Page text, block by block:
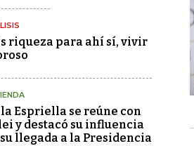
riqueza para ahí sí, vivir
la Espriella se reúne con
y destacó su influencia
llegada a la Presidencia